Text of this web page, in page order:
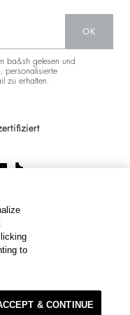
OK
ba&sh gelesen und
personalisierte
zu erhalten.
SITEMAP GERMANY
to
& CONTINUE